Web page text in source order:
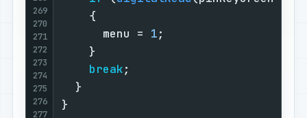
269
270
271
272
273
274
275
276
277
      menu =
1
break